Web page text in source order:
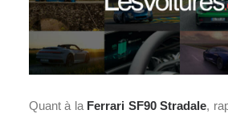
Quant à la Ferrari SF90 Stradale,